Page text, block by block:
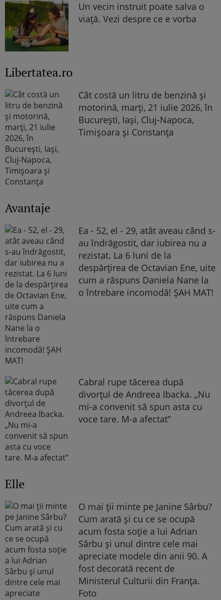
Un vecin instruit poate salva o
viață. Vezi despre ce e vorba
Libertatea.ro
Cât costă un litru de benzină și
motorină, marți, 21 iulie 2026, în
București, Iași, Cluj-Napoca,
Timișoara și Constanța
Avantaje
Ea - 52, el - 29, atât aveau când s-
au îndrăgostit, dar iubirea nu a
rezistat. La 6 luni de la
despărțirea de Octavian Ene, uite
cum a răspuns Daniela Nane la
o întrebare incomodă! ȘAH MAT!
Cabral rupe tăcerea după
divorțul de Andreea Ibacka. „Nu
mi-a convenit să spun asta cu
voce tare. M-a afectat”
Elle
O mai ții minte pe Janine Sârbu?
Cum arată și cu ce se ocupă
acum fosta soție a lui Adrian
Sârbu și unul dintre cele mai
apreciate modele din anii 90. A
fost decorată recent de
Ministerul Culturii din Franța.
Foto